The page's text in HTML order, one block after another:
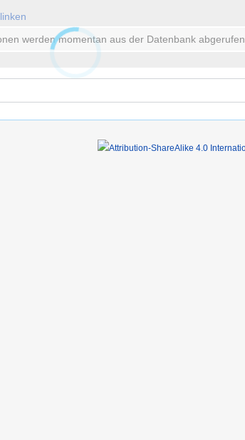
werden momentan aus der Datenbank abgerufen.